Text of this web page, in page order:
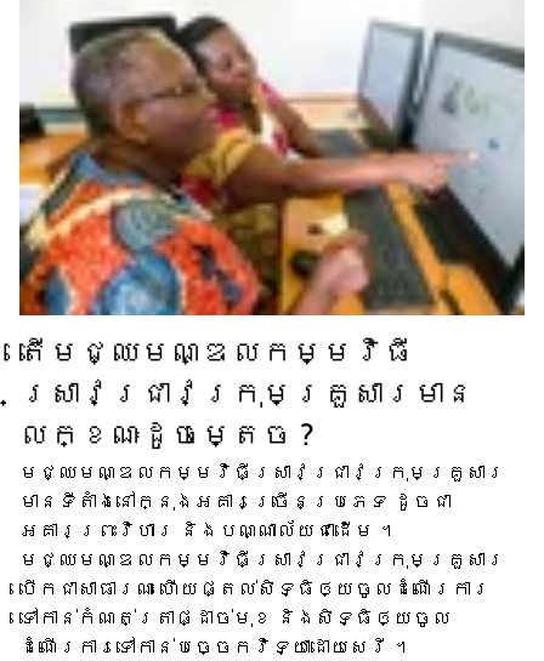
តើ​មជ្ឈមណ្ឌល​កម្មវិធី​
ស្រាវជ្រាវ​ក្រុមគ្រួសារ​មាន​
លក្ខណៈ​ដូចម្តេច ?
មជ្ឈមណ្ឌល​កម្មវិធី​ស្រាវជ្រាវ​ក្រុមគ្រួសារ​
មាន​ទីតាំង​នៅក្នុង​អគារ​ច្រើន​ប្រភេទ ដូចជា​
អគារ​ព្រះវិហារ និង​បណ្ណាល័យ​ជាដើម ។
មជ្ឈមណ្ឌល​កម្មវិធី​ស្រាវជ្រាវ​ក្រុមគ្រួសារ​
បើក​ជា​សាធារណៈ ហើយ​ផ្តល់​សិទ្ធិ​ឲ្យ​ចូល​ដំណើរការ​
ទៅកាន់​កំណត់ត្រា​ផ្ដាច់មុខ និង​សិទ្ធិ​ឲ្យ​ចូល​
ដំណើរការ​ទៅ​កាន់​បច្ចេកវិទ្យា​ដោយសេរី ។